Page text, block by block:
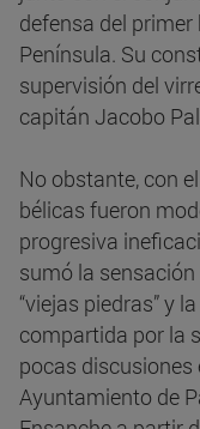
defensa del
Península. Su
supervisión del
capitán Jacobo
No obstante, con
bélicas fueron
progresiva
sumó la
“viejas piedras” y
compartida por la
pocas discusiones
Ayuntamiento de